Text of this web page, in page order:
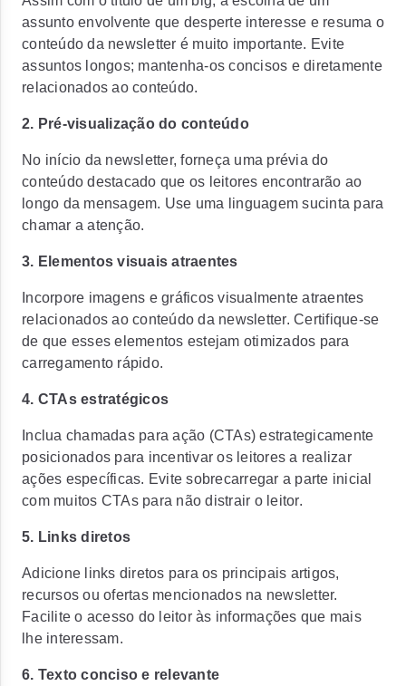
assunto envolvente que desperte interesse e resuma o
conteúdo da newsletter é muito importante. Evite
assuntos longos; mantenha-os concisos e diretamente
relacionados ao conteúdo.
2. Pré-visualização do conteúdo
No início da newsletter, forneça uma prévia do
conteúdo destacado que os leitores encontrarão ao
longo da mensagem. Use uma linguagem sucinta para
chamar a atenção.
3. Elementos visuais atraentes
Incorpore imagens e gráficos visualmente atraentes
relacionados ao conteúdo da newsletter. Certifique-se
de que esses elementos estejam otimizados para
carregamento rápido.
4. CTAs estratégicos
Inclua chamadas para ação (CTAs) estrategicamente
posicionados para incentivar os leitores a realizar
ações específicas. Evite sobrecarregar a parte inicial
com muitos CTAs para não distrair o leitor.
5. Links diretos
Adicione links diretos para os principais artigos,
recursos ou ofertas mencionados na newsletter.
Facilite o acesso do leitor às informações que mais
lhe interessam.
6. Texto conciso e relevante